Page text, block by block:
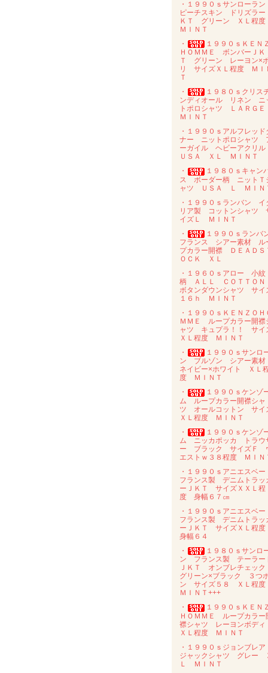
・１９９０ｓサンローラン
ピーチスキン ドリズラー
ＫＴ グリーン ＸＬ程度
ＭＩＮＴ
・
１９９０ｓＫＥＮ
ＨＯＭＭＥ ボンバーＪＫ
Ｔ グリーン レーヨン×
リ サイズＸＬ程度 ＭＩ
Ｔ
・
１９８０ｓクリス
ンディオール リネン ニ
トポロシャツ ＬＡＲＧＥ
ＭＩＮＴ
・１９９０ｓアルフレッド
ナー ニットポロシャツ
ーガイル ヘビーアクリル
ＵＳＡ ＸＬ ＭＩＮＴ
・
１９８０ｓキャン
ス ボーダー柄 ニットＴ
ャツ ＵＳＡ Ｌ ＭＩＮ
・１９９０ｓランバン イ
リア製 コットンシャツ
イズＬ ＭＩＮＴ
・
１９９０ｓランバ
フランス シアー素材 ル
プカラー開襟 ＤＥＡＤＳ
ＯＣＫ ＸＬ
・１９６０ｓアロー 小紋
柄 ＡＬＬ ＣＯＴＴＯＮ
ボタンダウンシャツ サイ
１６ｈ ＭＩＮＴ
・１９９０ｓＫＥＮＺＯＨ
ＭＭＥ ループカラー開襟
ャツ キュプラ！！ サイ
ＸＬ程度 ＭＩＮＴ
・
１９９０ｓサンロ
ン ブルゾン シアー素材
ネイビー×ホワイト ＸＬ
度 ＭＩＮＴ
・
１９９０ｓケンゾ
ム ループカラー開襟シャ
ツ オールコットン サイ
ＸＬ程度 ＭＩＮＴ
・
１９９０ｓケンゾ
ム ニッカポッカ トラウ
ー ブラック サイズＦ
エストｗ３８程度 ＭＩＮ
・１９９０ｓアニエスベー
フランス製 デニムトラッ
ーＪＫＴ サイズＸＸＬ程
度 身幅６７㎝
・１９９０ｓアニエスベー
フランス製 デニムトラッ
ーＪＫＴ サイズＸＬ程度
身幅６４
・
１９８０ｓサンロ
ン フランス製 テーラー
ＪＫＴ オンブレチェック
グリーン×ブラック ３つ
ン サイズ５８ ＸＬ程度
ＭＩＮＴ+++
・
１９９０ｓＫＥＮ
ＨＯＭＭＥ ループカラー
襟シャツ レーヨンボディ
ＸＬ程度 ＭＩＮＴ
・１９９０ｓジョンブレア
ジャックシャツ グレー
Ｌ ＭＩＮＴ